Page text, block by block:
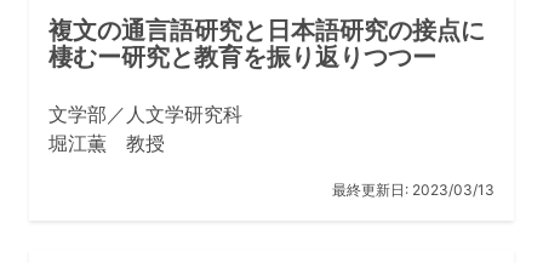
な中国語を習ったことがない学生ばかりで、２分くらい
先生は何か同じことを叫び続けてから、黒板に漢字を書
きました。それが、日本語の「あ」で始まるクラスメー
トの名前で、それで皆で、先生は中国語で出席を取って
いるらしいと推測したのです。現在の若い人は、何て効
率が悪いんだと思うかもしれませんが、発音したことも
ない言語の世界への第一歩として、良い経験だったと思
複文の通言語研究と日本語研究の接点に
棲むー研究と教育を振り返りつつー
文学部／人文学研究科
堀江薫 教授
最終更新日: 2023/03/13